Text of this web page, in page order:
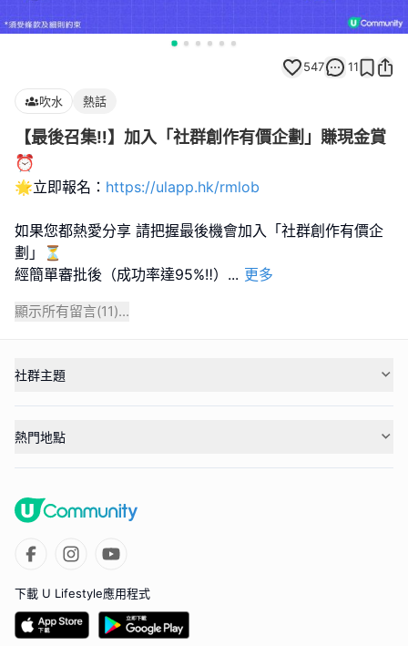
547 11
吹水 熱話
【最後召集‼️】加入「社群創作有價企劃」賺現金賞
⏰
🌟立即報名： https://ulapp.hk/rmlob
如果您都熱愛分享 請把握最後機會加入「社群創作有價企
劃」⏳
經簡單審批後（成功率達95%‼️） ... 更多
顯示所有留言(11)...
社群主題
熱門地點
下載 U Lifestyle應用程式